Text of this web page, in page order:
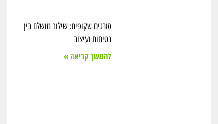
סורגים שקופים: שילוב מושלם בין
בטיחות ועיצוב
להמשך קריאה »